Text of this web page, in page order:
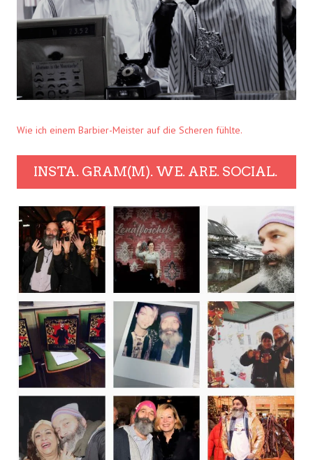
Wie ich einem Barbier-Meister auf die Scheren fühlte.
INSTA. GRAM(M). WE. ARE. SOCIAL.